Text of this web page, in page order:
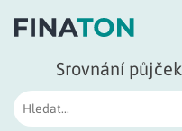
Srovnání půjček